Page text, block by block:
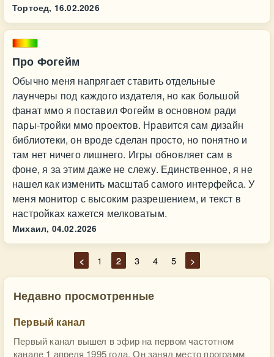
Тортоед, 16.02.2026
Про Фогейм
Обычно меня напрягает ставить отдельные
лаунчеры под каждого издателя, но как большой
фанат ммо я поставил Фогейм в основном ради
пары-тройки ммо проектов. Нравится сам дизайн
библиотеки, он вроде сделан просто, но понятно и
там нет ничего лишнего. Игры обновляет сам в
фоне, я за этим даже не слежу. Единственное, я не
нашел как изменить масштаб самого интерфейса. У
меня монитор с высоким разрешением, и текст в
настройках кажется мелковатым.
Михаил, 04.02.2026
< 1 2 3 4 5 >
Недавно просмотренные
Первый канал
Первый канал вышел в эфир на первом частотном
канале 1 апреля 1995 года. Он занял место программ